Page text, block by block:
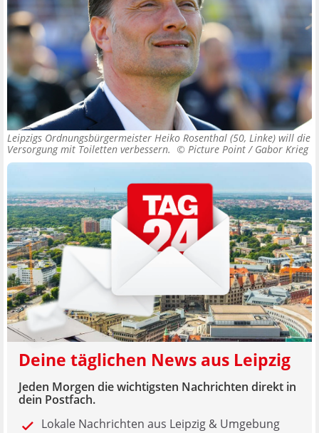
Leipzigs Ordnungsbürgermeister Heiko Rosenthal (50, Linke) will die
Versorgung mit Toiletten verbessern. © Picture Point / Gabor Krieg
Deine täglichen News aus Leipzig
Jeden Morgen die wichtigsten Nachrichten direkt in
dein Postfach.
Lokale Nachrichten aus Leipzig & Umgebung